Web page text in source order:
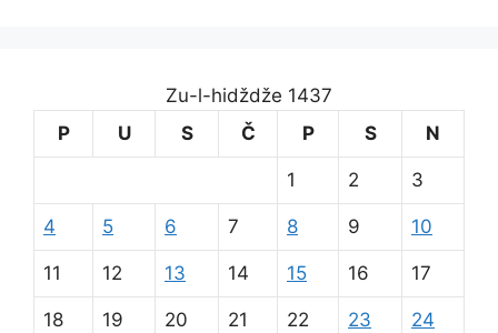
Zu-l-hidždže 1437
P
U S Č P S N
1 2 3
4 5 6 7 8 9 10
11 12 13 14 15 16 17
18 19 20 21 22 23 24